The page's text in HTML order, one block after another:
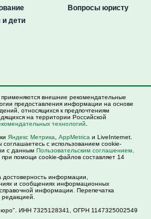
дети
Вопросы юристу
внешние рекомендательные
предоставления информации на основе
относящихся к предпочтениям
на территории Российской
технологий
Яндекс Метрика AppMetrica и LiveInternet.
с использованием cookie-
с данным Пользовательским соглашением
помощи cookie-файлов составляет 14
достоверность информации,
и сообщениях информационных
информации. Перепечатка
ИНН 7325128341, ОГРН 1147325002549